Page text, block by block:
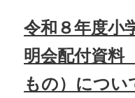
ツ
へ
移
令和８年度小
明会配付資料
もの）につい